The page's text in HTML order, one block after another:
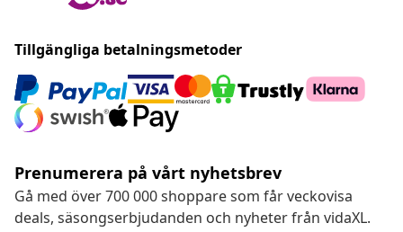
Tillgängliga betalningsmetoder
Prenumerera på vårt nyhetsbrev
Gå med över 700 000 shoppare som får veckovisa
deals, säsongserbjudanden och nyheter från vidaXL.